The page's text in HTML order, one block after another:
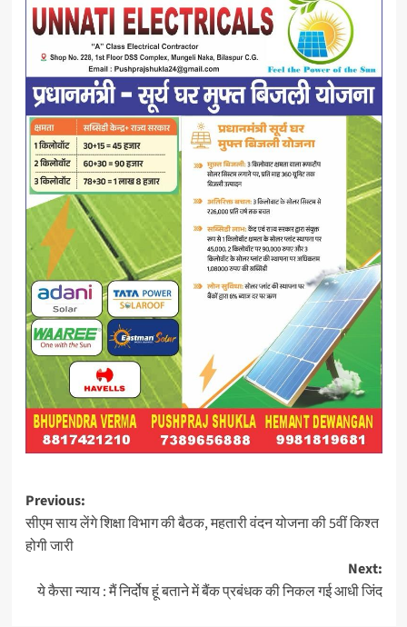
Post
navigation
Previous:
सीएम साय लेंगे शिक्षा विभाग की बैठक, महतारी वंदन योजना की 5वीं किश्त
होगी जारी
Next:
ये कैसा न्याय : मैं निर्दोष हूं बताने में बैंक प्रबंधक की निकल गई आधी जिंद